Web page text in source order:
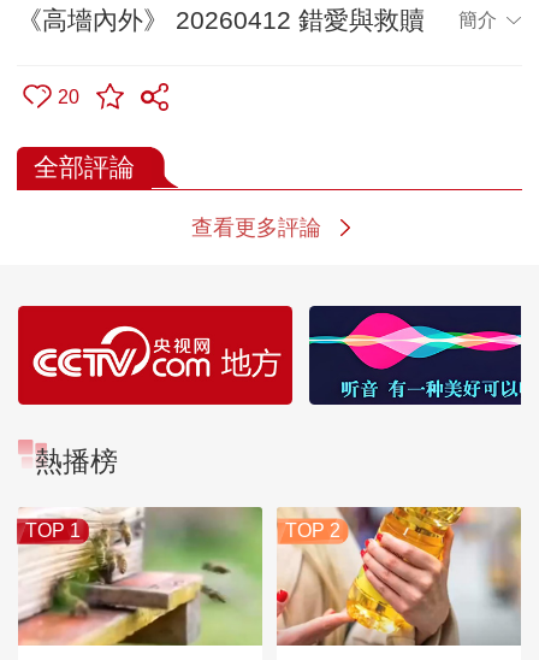
《高墻內外》 20260412 錯愛與救贖 簡介
20
全部評論
查看更多評論
熱播榜
TOP 1 TOP 2